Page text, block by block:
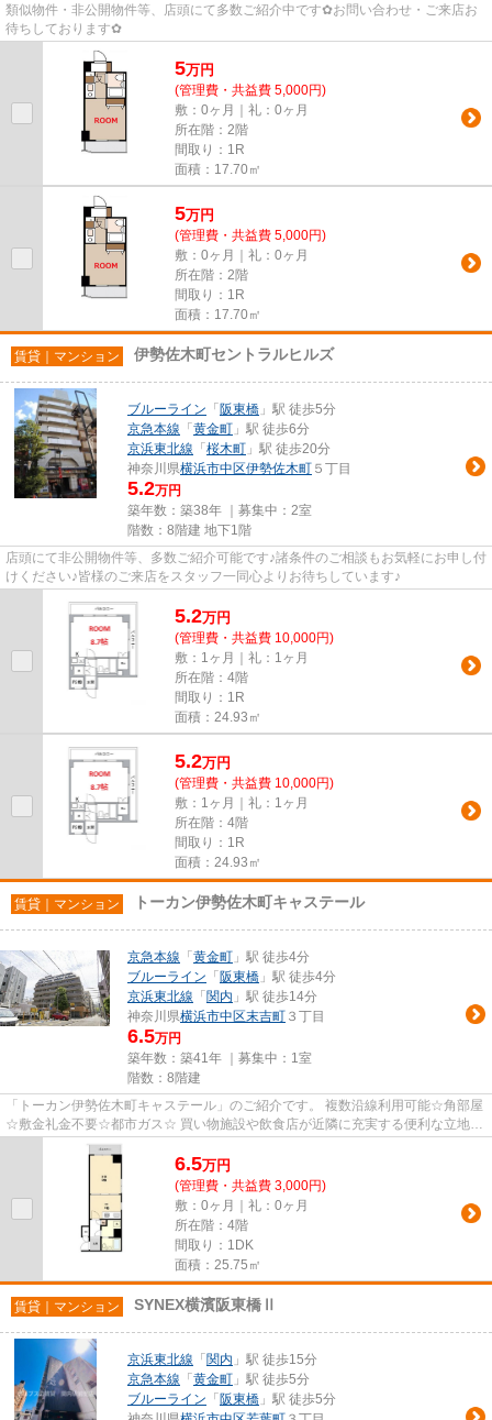
類似物件・非公開物件等、店頭にて多数ご紹介中です✿お問い合わせ・ご来店お
待ちしております✿
5万円
(管理費・共益費 5,000円)
敷：0ヶ月｜礼：0ヶ月
所在階：2階
間取り：1R
面積：17.70㎡
5万円
(管理費・共益費 5,000円)
敷：0ヶ月｜礼：0ヶ月
所在階：2階
間取り：1R
面積：17.70㎡
賃貸｜マンション 伊勢佐木町セントラルヒルズ
ブルーライン 「 阪東橋 」駅 徒歩5分
京急本線 「 黄金町 」駅 徒歩6分
京浜東北線 「 桜木町 」駅 徒歩20分
神奈川県横浜市中区伊勢佐木町 ５丁目
5.2万円
築年数：築38年 ｜募集中： 2室
階数：8階建 地下1階
店頭にて非公開物件等、多数ご紹介可能です♪諸条件のご相談もお気軽にお申し付
けください♪皆様のご来店をスタッフ一同心よりお待ちしています♪
5.2万円
(管理費・共益費 10,000円)
敷：1ヶ月｜礼：1ヶ月
所在階：4階
間取り：1R
面積：24.93㎡
5.2万円
(管理費・共益費 10,000円)
敷：1ヶ月｜礼：1ヶ月
所在階：4階
間取り：1R
面積：24.93㎡
賃貸｜マンション トーカン伊勢佐木町キャステール
京急本線 「 黄金町 」駅 徒歩4分
ブルーライン 「 阪東橋 」駅 徒歩4分
京浜東北線 「 関内 」駅 徒歩14分
神奈川県横浜市中区末吉町 ３丁目
6.5万円
築年数：築41年 ｜募集中： 1室
階数：8階建
「トーカン伊勢佐木町キャステール」のご紹介です。 複数沿線利用可能☆角部屋
☆敷金礼金不要☆都市ガス☆ 買い物施設や飲食店が近隣に充実する便利な立地。
二面採光で日当たり通風良好で...
6.5万円
(管理費・共益費 3,000円)
敷：0ヶ月｜礼：0ヶ月
所在階：4階
間取り：1DK
面積：25.75㎡
賃貸｜マンション SYNEX横濱阪東橋Ⅱ
京浜東北線 「 関内 」駅 徒歩15分
京急本線 「 黄金町 」駅 徒歩5分
ブルーライン 「 阪東橋 」駅 徒歩5分